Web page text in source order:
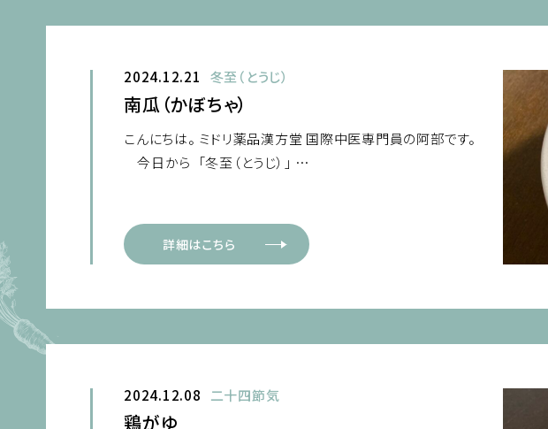
2024.12.21 冬至（とうじ）
南瓜（かぼちゃ）
こんにちは。 ミドリ薬品漢方堂 国際中医専門員の阿部です。
今日から 「冬至（とうじ）」 …
詳細はこちら
2024.12.08 二十四節気
鶏がゆ